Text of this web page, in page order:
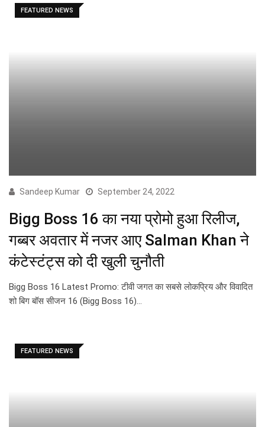
FEATURED NEWS
Sandeep Kumar September 24, 2022
Bigg Boss 16 का नया प्रोमो हुआ रिलीज,
गब्बर अवतार में नजर आए Salman Khan ने
कंटेस्टंट्स को दी खुली चुनौती
Bigg Boss 16 Latest Promo: टीवी जगत का सबसे लोकप्रिय और विवादित
शो बिग बॉस सीजन 16 (Bigg Boss 16)…
FEATURED NEWS